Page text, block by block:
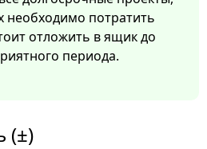
необходимо потратить
отложить в ящик до
периода.
(±)